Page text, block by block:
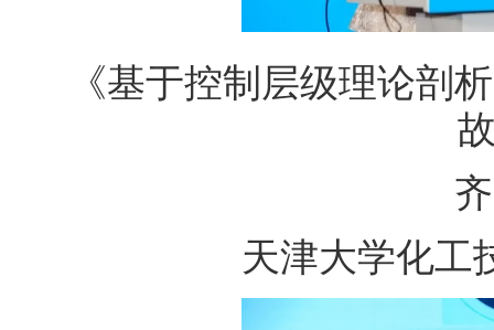
《基于控制层级理论剖
天津大学化工